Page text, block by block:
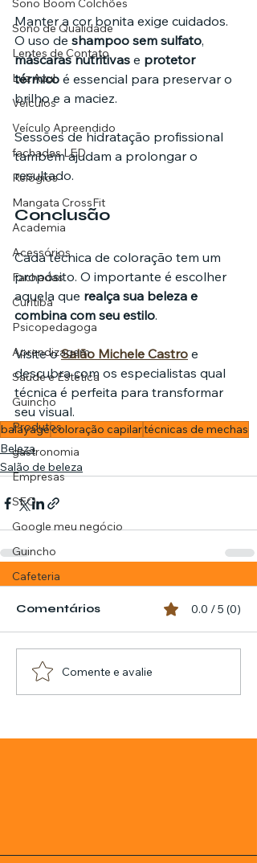
Sono Boom Colchões
Sono de Qualidade
Lentes de Contato
Luz Azul
Veículos
Veículo Apreendido
fachadas LED
Relógios
Mangata CrossFit
Academia
Acessórios
Fachadas
Curitiba
Psicopedagoga
Aprendizagem
Saúde e Estética
Guincho
Produtos
gastronomia
Empresas
SEO
Google meu negócio
Guincho
Cafeteria
Manter a cor bonita exige cuidados.
O uso de shampoo sem sulfato,
máscaras nutritivas e protetor
térmico é essencial para preservar o
brilho e a maciez.
Sessões de hidratação profissional
também ajudam a prolongar o
resultado.
Conclusão
Cada técnica de coloração tem um
propósito. O importante é escolher
aquela que realça sua beleza e
combina com seu estilo.
Visite o Salão Michele Castro e
descubra com os especialistas qual
técnica é perfeita para transformar
seu visual.
balayagecoloração capilartécnicas de mechas
Beleza
Salão de beleza
Comentários 0.0 / 5 (0)
Comente e avalie